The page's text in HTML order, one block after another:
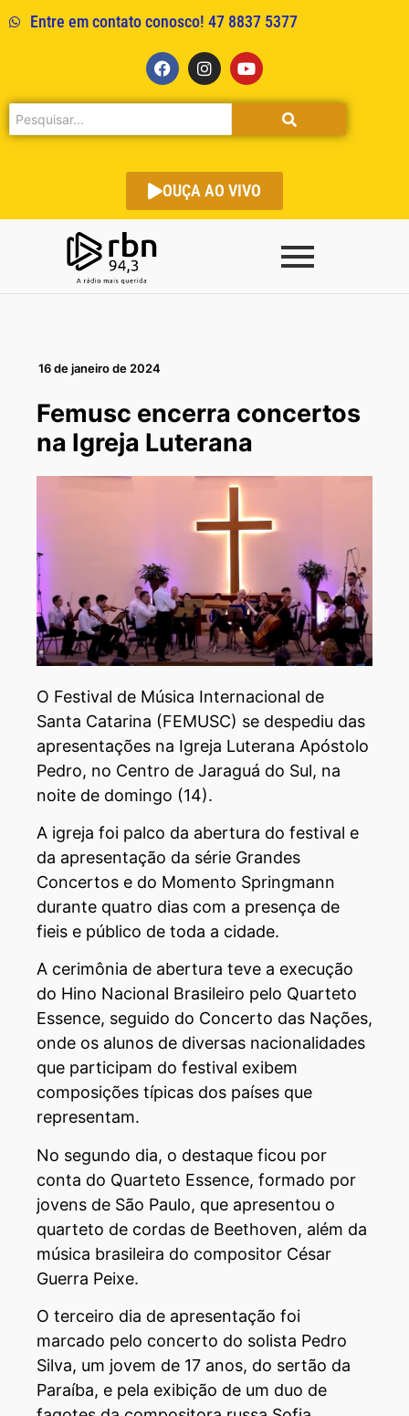
Entre em contato conosco! 47 8837 5377
OUÇA AO VIVO
16 de janeiro de 2024
Femusc encerra concertos
na Igreja Luterana
O Festival de Música Internacional de
Santa Catarina (FEMUSC) se despediu das
apresentações na Igreja Luterana Apóstolo
Pedro, no Centro de Jaraguá do Sul, na
noite de domingo (14).
A igreja foi palco da abertura do festival e
da apresentação da série Grandes
Concertos e do Momento Springmann
durante quatro dias com a presença de
fieis e público de toda a cidade.
A cerimônia de abertura teve a execução
do Hino Nacional Brasileiro pelo Quarteto
Essence, seguido do Concerto das Nações,
onde os alunos de diversas nacionalidades
que participam do festival exibem
composições típicas dos países que
representam.
No segundo dia, o destaque ficou por
conta do Quarteto Essence, formado por
jovens de São Paulo, que apresentou o
quarteto de cordas de Beethoven, além da
música brasileira do compositor César
Guerra Peixe.
O terceiro dia de apresentação foi
marcado pelo concerto do solista Pedro
Silva, um jovem de 17 anos, do sertão da
Paraíba, e pela exibição de um duo de